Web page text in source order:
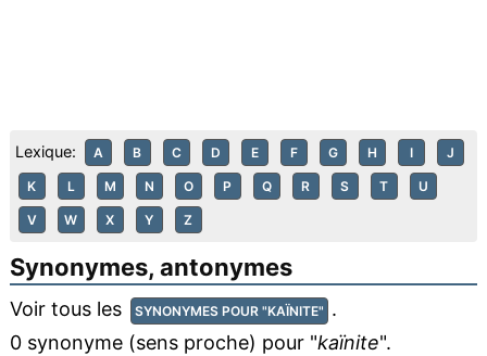
Lexique: A B C D E F G H I J
K L M N O P Q R S T U
V W X Y Z
Synonymes, antonymes
Voir tous les SYNONYMES POUR "KAÏNITE" .
0 synonyme (sens proche) pour "kaïnite".